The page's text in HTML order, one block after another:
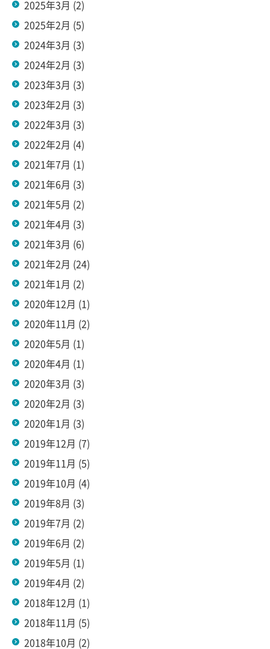
2025年3月 (2)
2025年2月 (5)
2024年3月 (3)
2024年2月 (3)
2023年3月 (3)
2023年2月 (3)
2022年3月 (3)
2022年2月 (4)
2021年7月 (1)
2021年6月 (3)
2021年5月 (2)
2021年4月 (3)
2021年3月 (6)
2021年2月 (24)
2021年1月 (2)
2020年12月 (1)
2020年11月 (2)
2020年5月 (1)
2020年4月 (1)
2020年3月 (3)
2020年2月 (3)
2020年1月 (3)
2019年12月 (7)
2019年11月 (5)
2019年10月 (4)
2019年8月 (3)
2019年7月 (2)
2019年6月 (2)
2019年5月 (1)
2019年4月 (2)
2018年12月 (1)
2018年11月 (5)
2018年10月 (2)